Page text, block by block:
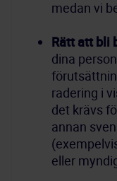
Rätt att bli
dina
radering i
det krävs
annan